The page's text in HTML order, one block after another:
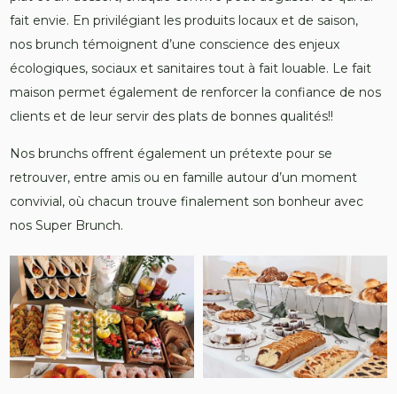
fait envie. En privilégiant les produits locaux et de saison,
nos brunch témoignent d’une conscience des enjeux
écologiques, sociaux et sanitaires tout à fait louable. Le fait
maison permet également de renforcer la confiance de nos
clients et de leur servir des plats de bonnes qualités!!
Nos brunchs offrent également un prétexte pour se
retrouver, entre amis ou en famille autour d’un moment
convivial, où chacun trouve finalement son bonheur avec
nos Super Brunch.